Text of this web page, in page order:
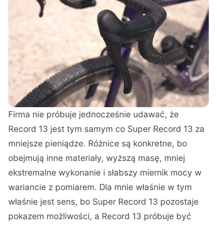
Firma nie próbuje jednocześnie udawać, że
Record 13 jest tym samym co Super Record 13 za
mniejsze pieniądze. Różnice są konkretne, bo
obejmują inne materiały, wyższą masę, mniej
ekstremalne wykonanie i słabszy miernik mocy w
wariancie z pomiarem. Dla mnie właśnie w tym
właśnie jest sens, bo Super Record 13 pozostaje
pokazem możliwości, a Record 13 próbuje być